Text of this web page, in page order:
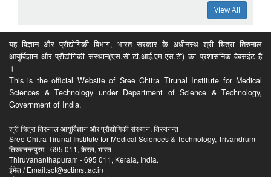
View All
यह विज्ञान और प्रौद्योगिकी विभाग, भारत सरकार के अधीनस्थ श्री चित्रा तिरुनाल
आयुर्विज्ञान और प्रौद्योगिकी संस्थान(एस.सी.टी.आई.एम.एस.टी) का प्रशासनिक वेबसईट है
।
This is the official Website of Sree Chitra Tirunal Institute for Medical
Sciences & Technology under Department of Science & Technology,
Government of India.
श्री चित्रा तिरुनाल आयुर्विज्ञान और प्रौद्योगिकी संस्थान, तिरुवनन्त
Sree Chitra Tirunal Institute for Medical Sciences & Technology, Trivandrum
तिरुवनन्तपुरम - 695 011, केरल, भारत .
Thiruvananthapuram - 695 011, Kerala, India.
ईमेल / Email:sct@sctimst.ac.in